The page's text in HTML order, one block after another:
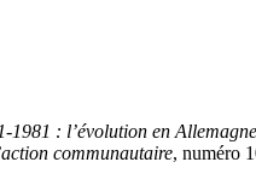
1981 : l’évolution en
communautaire, numéro